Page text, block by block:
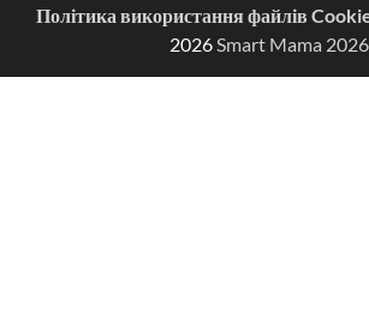
Політика використання файлів
2026Smart Mama 2026